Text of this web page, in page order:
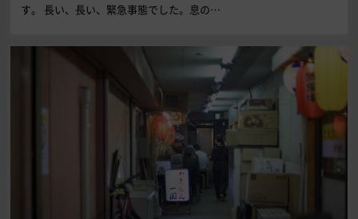
す。 長い、長い、緊急事態でした。息の…